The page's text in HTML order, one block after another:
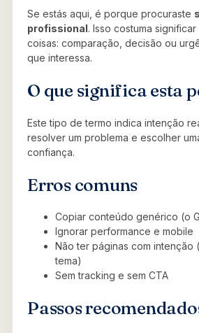
Se estás aqui, é porque procuraste
profissional . Isso costuma
coisas: comparação, decisão ou
que interessa.
O que significa esta
Este tipo de termo indica intenção
resolver um problema e escolher
confiança.
Erros comuns
Copiar conteúdo genérico (o
Ignorar performance e mobile
Não ter páginas com intenção
tema)
Sem tracking e sem CTA
Passos